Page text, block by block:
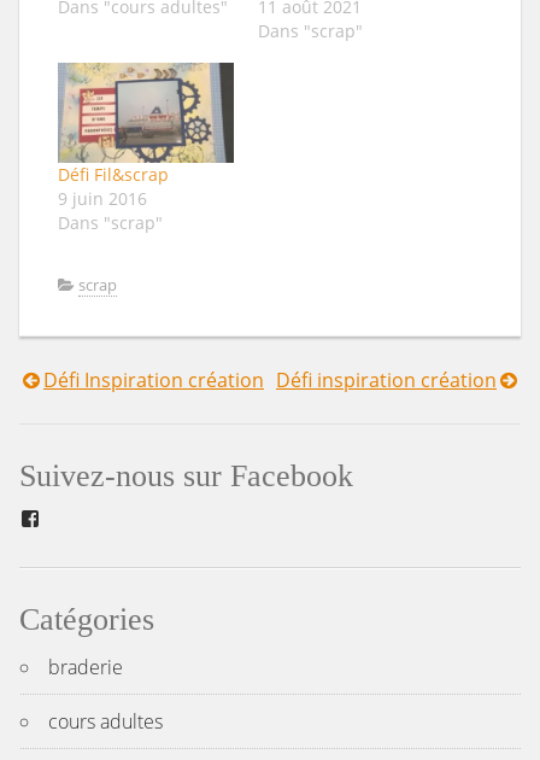
Dans "cours adultes"
11 août 2021
Dans "scrap"
Défi Fil&scrap
9 juin 2016
Dans "scrap"
scrap
Navigation
l’article
Défi Inspiration création Défi inspiration création
Suivez-nous sur Facebook
Catégories
braderie
cours adultes